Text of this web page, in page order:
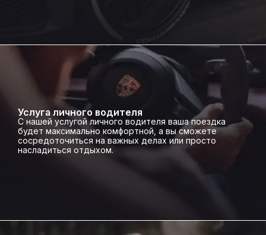
Услуга личного водителя
С нашей услугой личного водителя ваша поездка
будет максимально комфортной, а вы сможете
сосредоточиться на важных делах или просто
насладиться отдыхом.